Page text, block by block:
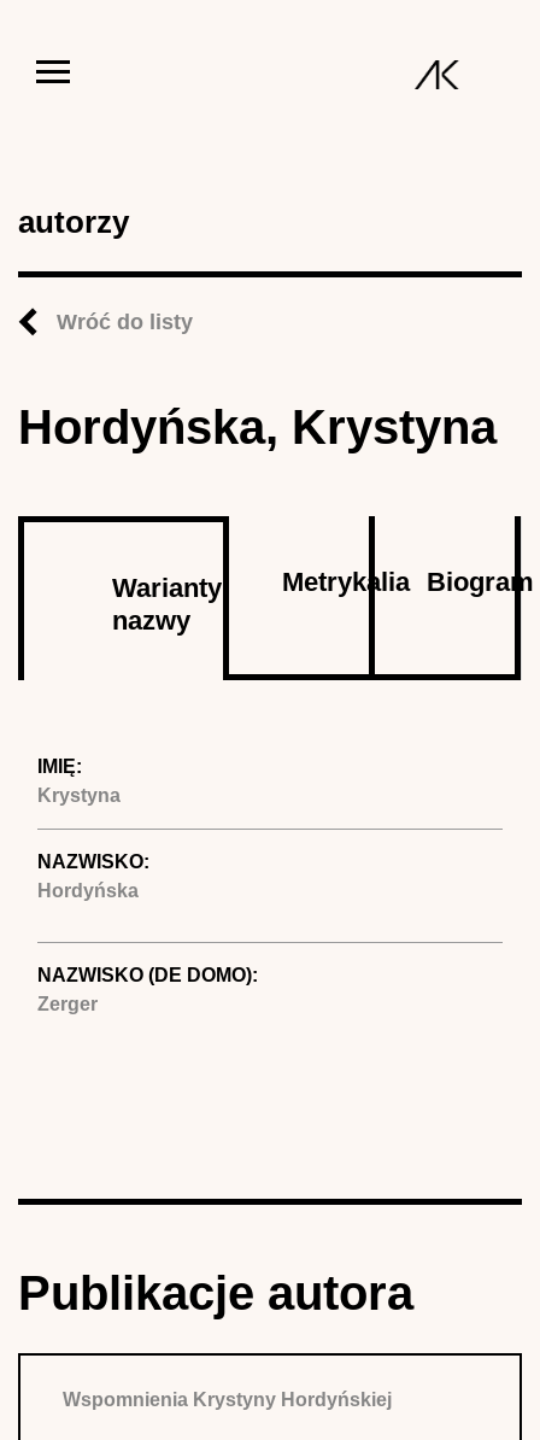
autorzy
Wróć do listy
Hordyńska, Krystyna
Warianty
nazwy
Metrykalia Biogram
IMIĘ:
Krystyna
NAZWISKO:
Hordyńska
NAZWISKO (DE DOMO):
Zerger
Publikacje autora
Wspomnienia Krystyny Hordyńskiej